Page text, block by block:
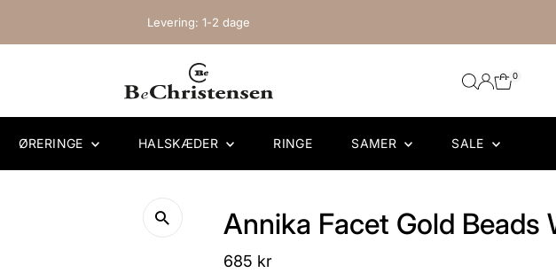
Levering: 1-2 dage
0
ØRERINGE HALSKÆDER RINGE SAMER SALE
Annika Facet Gold Beads
Regular
685 kr